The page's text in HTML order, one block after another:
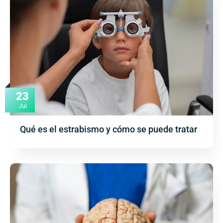
23
Jul
Qué es el estrabismo y cómo se puede tratar